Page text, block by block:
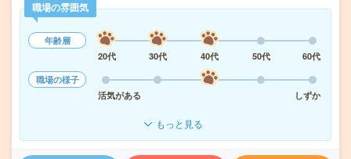
職場の雰囲気
年齢層
20代
30代 40代 50代
60代
職場の様子
活気がある
しずか
もっと見る